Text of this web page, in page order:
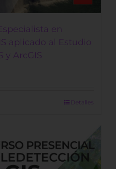
en
aplicado al Estudio
y ArcGIS
Detalles